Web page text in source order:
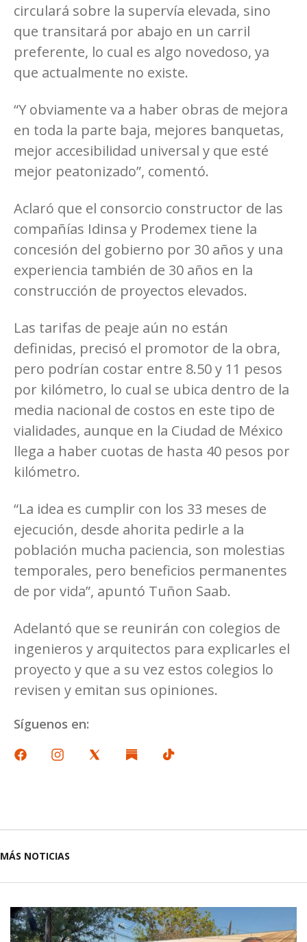
circulará sobre la supervía elevada, sino
que transitará por abajo en un carril
preferente, lo cual es algo novedoso, ya
que actualmente no existe.
“Y obviamente va a haber obras de mejora
en toda la parte baja, mejores banquetas,
mejor accesibilidad universal y que esté
mejor peatonizado”, comentó.
Aclaró que el consorcio constructor de las
compañías Idinsa y Prodemex tiene la
concesión del gobierno por 30 años y una
experiencia también de 30 años en la
construcción de proyectos elevados.
Las tarifas de peaje aún no están
definidas, precisó el promotor de la obra,
pero podrían costar entre 8.50 y 11 pesos
por kilómetro, lo cual se ubica dentro de la
media nacional de costos en este tipo de
vialidades, aunque en la Ciudad de México
llega a haber cuotas de hasta 40 pesos por
kilómetro.
“La idea es cumplir con los 33 meses de
ejecución, desde ahorita pedirle a la
población mucha paciencia, son molestias
temporales, pero beneficios permanentes
de por vida”, apuntó Tuñon Saab.
Adelantó que se reunirán con colegios de
ingenieros y arquitectos para explicarles el
proyecto y que a su vez estos colegios lo
revisen y emitan sus opiniones.
Síguenos en:
MÁS NOTICIAS